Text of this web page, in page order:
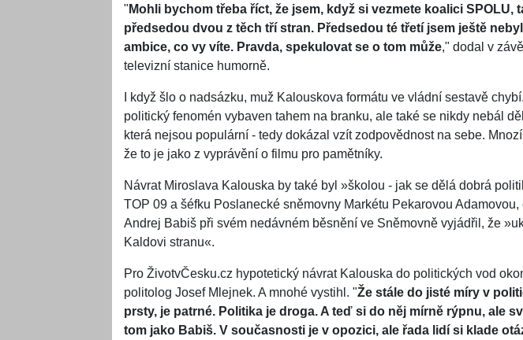
" Mohli bychom třeba říct, že jsem, když si vezmete koalici SPOLU,
předsedou dvou z těch tří stran. Předsedou té třetí jsem ještě
ambice, co vy víte. Pravda, spekulovat se o tom může," dodal v
televizní stanice humorně.
I když šlo o nadsázku, muž Kalouskova formátu ve vládní sestavě
politický fenomén vybaven tahem na branku, ale také se nikdy nebál
která nejsou populární - tedy dokázal vzít zodpovědnost na sebe.
že to je jako z vyprávění o filmu pro pamětníky.
Návrat Miroslava Kalouska by také byl »školou - jak se dělá dobrá
TOP 09 a šéfku Poslanecké sněmovny Markétu Pekarovou
Andrej Babiš při svém nedávném běsnění ve Sněmovně vyjádřil, že
Kaldovi stranu«.
Pro ŽivotvČesku.cz hypotetický návrat Kalouska do politických vod
politolog Josef Mlejnek. A mnohé vystihl. "Že stále do jisté míry v
prsty, je patrné. Politika je droga. A teď si do něj mírně rýpnu, ale
tom jako Babiš. V současnosti je v opozici, ale řada lidí si klade